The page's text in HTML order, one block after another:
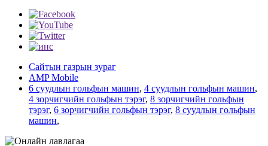
Сайтын газрын зураг
AMP Mobile
6 суудлын гольфын машин, 4 суудлын гольфын машин,
4 зорчигчийн гольфын тэрэг, 8 зорчигчийн гольфын
тэрэг, 6 зорчигчийн гольфын тэрэг, 8 суудлын гольфын
машин,